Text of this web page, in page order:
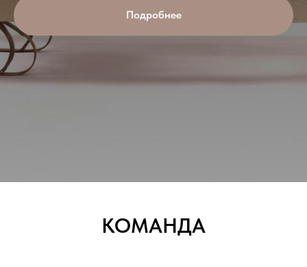
Подробнее
КОМАНДА